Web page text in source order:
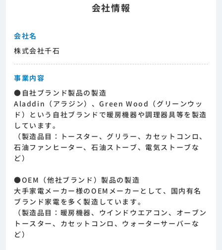
会社情報
会社名
株式会社千石
事業内容
●自社ブランド製品の製造
Aladdin（アラジン）、Green Wood（グリーンウッ
ド）という自社ブランドで暖房機器や調理器具等を製造
しています。
（製造品目：トースター、グリラー、カセットコンロ、
石油ファンヒーター、石油ストーブ、電気ストーブな
ど）
●OEM（他社ブランド）製品の製造
大手家電メーカー様のOEMメーカーとして、国内有名
ブランド家電を多く製造しています。
（製造品目：暖房機器、ウインドウエアコン、オーブン
トースター、カセットコンロ、ウォーターサーバーな
ど）